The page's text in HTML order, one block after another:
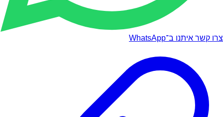
צרו קשר איתנו ב־WhatsApp